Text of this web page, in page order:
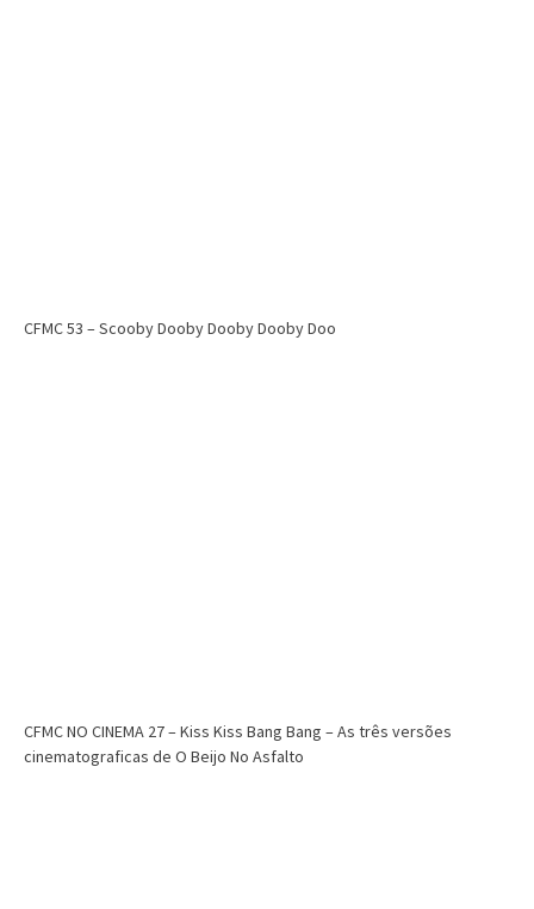
CFMC 53 – Scooby Dooby Dooby Dooby Doo
CFMC NO CINEMA 27 – Kiss Kiss Bang Bang – As três versões
cinematograficas de O Beijo No Asfalto